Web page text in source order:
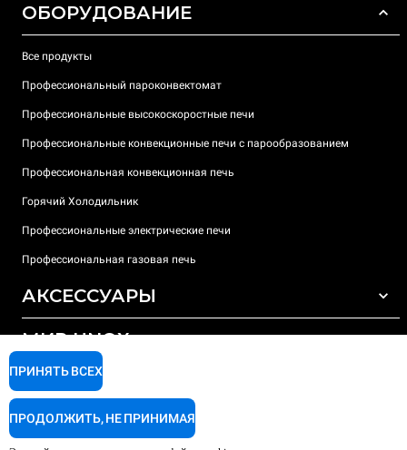
ОБОРУДОВАНИЕ
Все продукты
Профессиональный пароконвектомат
Профессиональные высокоскоростные печи
Профессиональные конвекционные печи с парообразованием
Профессиональная конвекционная печь
Горячий Холодильник
Профессиональные электрические печи
Профессиональная газовая печь
АКСЕССУАРЫ
Моющие средства для автоматической мойки
Моющие средства для мойки вручную
Ионообменный фильтр
МИР UNOX
Наши офисы по всему миру
ПОДДЕРЖКА
Гарантия Unox
ПРИНЯТЬ ВСЕХ
ПРОДОЛЖИТЬ, НЕ ПРИНИМАЯ